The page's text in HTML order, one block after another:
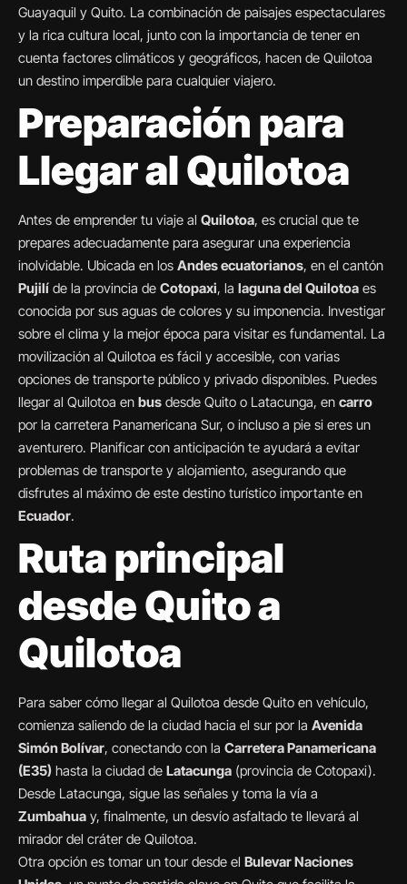
Guayaquil y Quito. La combinación de paisajes espectaculares
y la rica cultura local, junto con la importancia de tener en
cuenta factores climáticos y geográficos, hacen de Quilotoa
un destino imperdible para cualquier viajero.
Preparación para
Llegar al Quilotoa
Antes de emprender tu viaje al Quilotoa, es crucial que te
prepares adecuadamente para asegurar una experiencia
inolvidable. Ubicada en los Andes ecuatorianos, en el cantón
Pujilí de la provincia de Cotopaxi, la laguna del Quilotoa es
conocida por sus aguas de colores y su imponencia. Investigar
sobre el clima y la mejor época para visitar es fundamental. La
movilización al Quilotoa es fácil y accesible, con varias
opciones de transporte público y privado disponibles. Puedes
llegar al Quilotoa en bus desde Quito o Latacunga, en carro
por la carretera Panamericana Sur, o incluso a pie si eres un
aventurero. Planificar con anticipación te ayudará a evitar
problemas de transporte y alojamiento, asegurando que
disfrutes al máximo de este destino turístico importante en
Ecuador.
Ruta principal
desde Quito a
Quilotoa
Para saber cómo llegar al Quilotoa desde Quito en vehículo,
comienza saliendo de la ciudad hacia el sur por la Avenida
Simón Bolívar, conectando con la Carretera Panamericana
(E35) hasta la ciudad de Latacunga (provincia de Cotopaxi).
Desde Latacunga, sigue las señales y toma la vía a
Zumbahua y, finalmente, un desvío asfaltado te llevará al
mirador del cráter de Quilotoa.
Otra opción es tomar un tour desde el Bulevar Naciones